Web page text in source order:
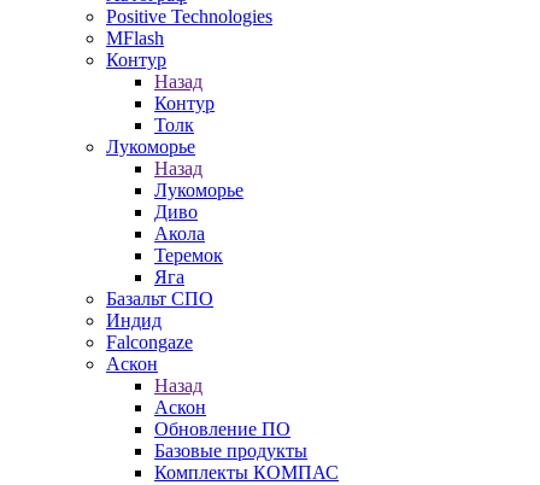
Positive Technologies
MFlash
Контур
Назад
Контур
Толк
Лукоморье
Назад
Лукоморье
Диво
Акола
Теремок
Яга
Базальт СПО
Индид
Falcongaze
Аскон
Назад
Аскон
Обновление ПО
Базовые продукты
Комплекты КОМПАС